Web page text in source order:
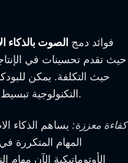
فوائد دمج الصوت
حيث تقدم تحسينات في
حيث التكلفة. يمكن
التكنولوجية تبسيط عملياتهم وتوسيع نطاق وصولهم.
كفاءة معززة: يساهم الذكاء
المهام المتكررة
الأوتوماتيكية الآن